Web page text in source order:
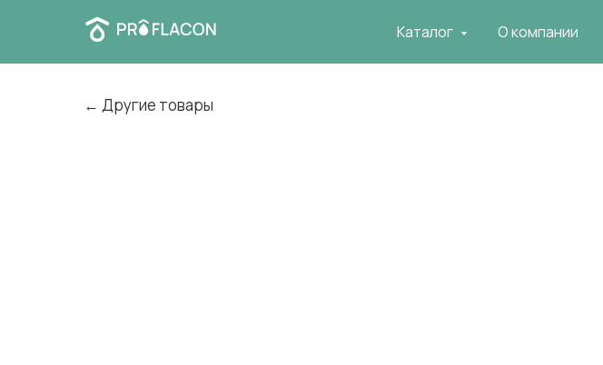
Каталог О компании
← Другие товары